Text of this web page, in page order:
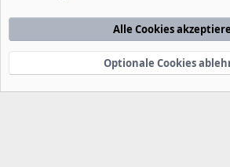
Nutzungsbedingungen
Startseite
e
Community platform by XenForo® © 2010-2022
xenDach©2010-2014
Alle Cookies
Optionale Cookies